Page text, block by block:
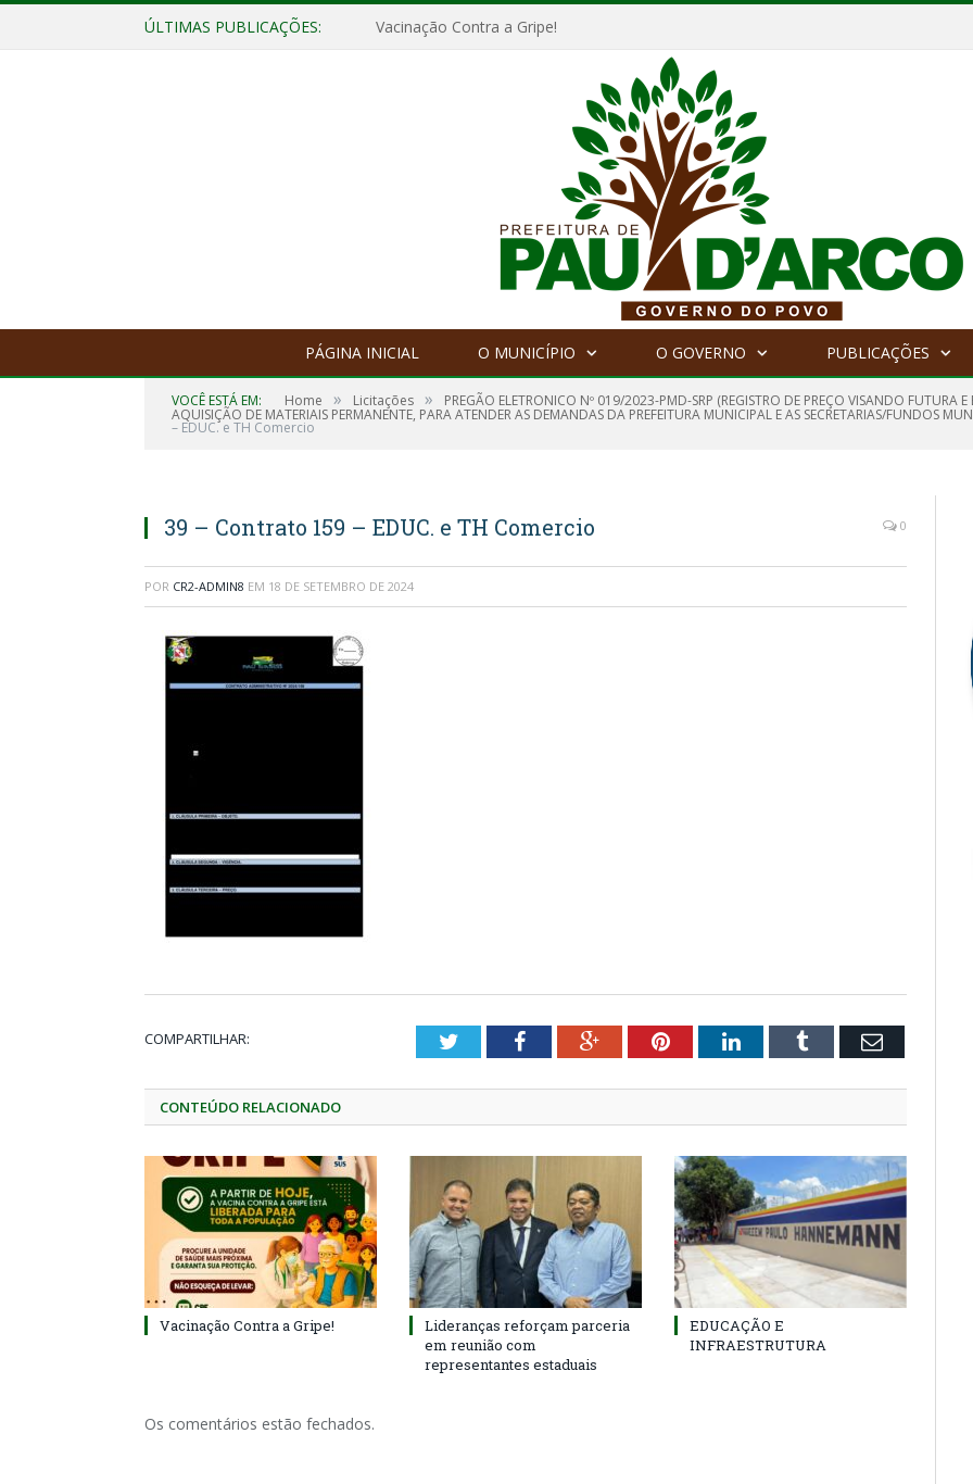
ÚLTIMAS PUBLICAÇÕES: Vacinação Contra a Gripe!
PÁGINA INICIAL O MUNICÍPIO O GOVERNO PUBLICAÇÕES
VOCÊ ESTÁ EM: Home » Licitações » PREGÃO ELETRONICO Nº 019/2023-PMD-SRP (REGISTRO DE PREÇO VISANDO FUTURA
AQUISIÇÃO DE MATERIAIS PERMANENTE, PARA ATENDER AS DEMANDAS DA PREFEITURA MUNICIPAL E AS SECRETARIAS/FUNDOS
– EDUC. e TH Comercio
39 – Contrato 159 – EDUC. e TH Comercio 0
POR CR2-ADMIN8 EM 18 DE SETEMBRO DE 2024
COMPARTILHAR: TwitterFacebookGoogle+PinterestLinkedInTumblr Email
CONTEÚDO RELACIONADO
Vacinação Contra a Gripe!
Lideranças reforçam parceria
em reunião com
representantes estaduais
EDUCAÇÃO E
INFRAESTRUTURA
Os comentários estão fechados.